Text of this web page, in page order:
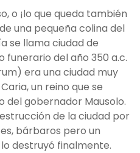
o ¡lo que queda también
una pequeña colina del
se llama ciudad de
funerario del año 350 a.c.
era una ciudad muy
un reino que se
del gobernador Mausolo.
de la ciudad por
bárbaros pero un
destruyó finalmente.